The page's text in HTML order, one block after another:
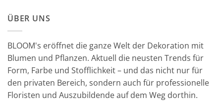
ÜBER UNS
BLOOM's eröffnet die ganze Welt der Dekoration mit
Blumen und Pflanzen. Aktuell die neusten Trends für
Form, Farbe und Stofflichkeit – und das nicht nur für
den privaten Bereich, sondern auch für professionelle
Floristen und Auszubildende auf dem Weg dorthin.